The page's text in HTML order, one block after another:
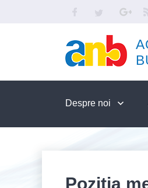
Facebook
Twitter
Despre noi
Poziția